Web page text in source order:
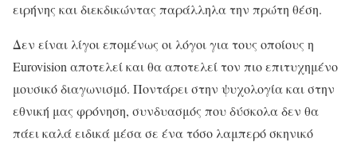
ειρήνης και διεκδικώντας παράλληλα την πρώτη θέση.
Δεν είναι λίγοι επομένως οι λόγοι για τους οποίους η
Eurovision αποτελεί και θα αποτελεί τον πιο επιτυχημένο
μουσικό διαγωνισμό. Ποντάρει στην ψυχολογία και στην
εθνική μας φρόνηση, συνδυασμός που δύσκολα δεν θα
πάει καλά ειδικά μέσα σε ένα τόσο λαμπερό σκηνικό